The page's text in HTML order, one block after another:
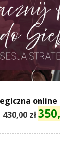
online
430,00zł